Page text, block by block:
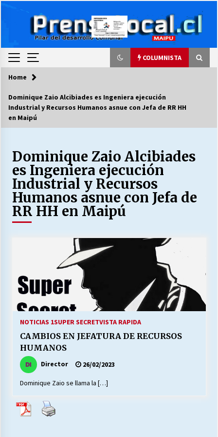
COLUMNISTA
COLUMNISTA
LA DC POR SIEMPRE.RECORDANDO 69 AÑOS DE
HISTORIA
28/07/2026
“ORGULLOSOS DE SER DC” SALUDA EL
CUMPLEAÑOS 69
MUNICIPALIDAD, TRABAJADORES, CLIMA
LABORAL:
13/07/2026
Escuela hospitalaria El Carmen de Maipu.
25/06/2026
¿Qué habrían dicho?
16/06/2026
Home
Dominique Zaio Alcibiades es Ingeniera ejecución
Industrial y Recursos Humanos asnue con Jefa de RR HH
en Maipú
Dominique Zaio Alcibiades
es Ingeniera ejecución
Industrial y Recursos
Humanos asnue con Jefa de
RR HH en Maipú
NOTICIAS 1SUPER SECRETVISTA RAPIDA
CAMBIOS EN JEFATURA DE RECURSOS
HUMANOS
Director 26/02/2023
Dominique Zaio se llama la […]